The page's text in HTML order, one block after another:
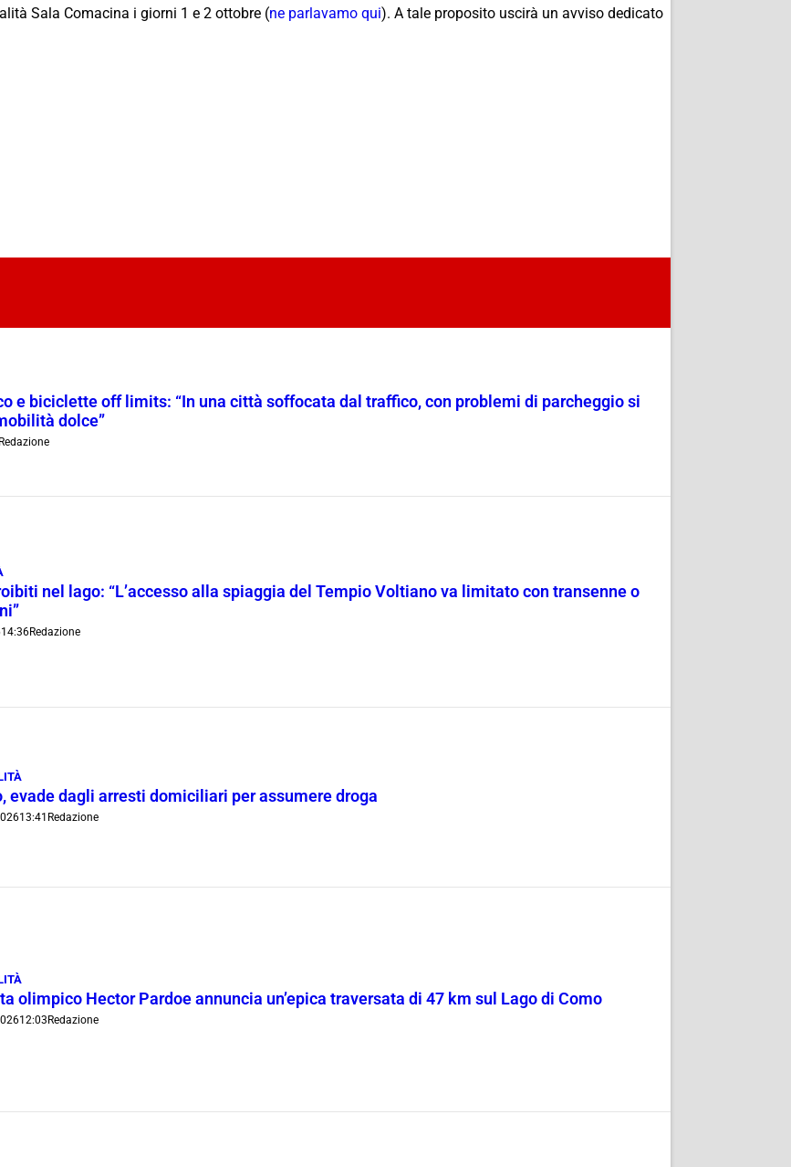
Sala Comacina i giorni 1 e 2 ottobre (ne parlavamo qui). A tale proposito uscirà un avviso dedicato
e biciclette off limits: “In una città soffocata dal traffico, con problemi di parcheggio si
dolce”
nel lago: “L’accesso alla spiaggia del Tempio Voltiano va limitato con transenne o
14:36Redazione
evade dagli arresti domiciliari per assumere droga
13:41 Redazione
olimpico Hector Pardoe annuncia un’epica traversata di 47 km sul Lago di Como
12:03Redazione